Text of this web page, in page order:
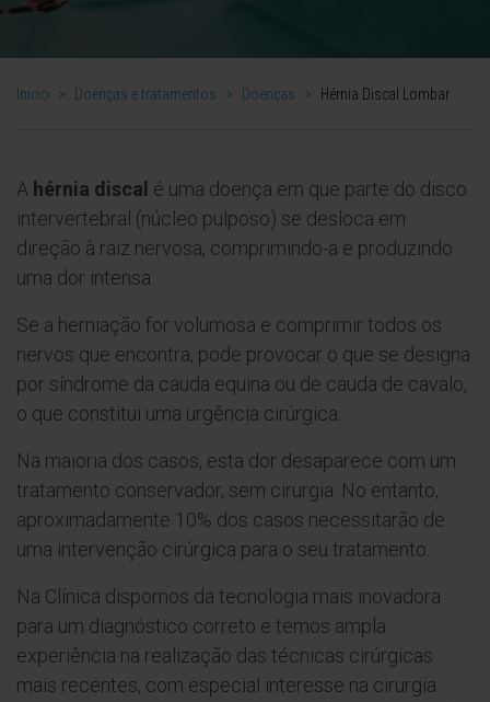
Inicio > Doenças e tratamentos > Doenças > Hérnia Discal Lombar
A hérnia discal é uma doença em que parte do disco
intervertebral (núcleo pulposo) se desloca em
direção à raiz nervosa, comprimindo-a e produzindo
uma dor intensa.
Se a herniação for volumosa e comprimir todos os
nervos que encontra, pode provocar o que se designa
por síndrome da cauda equina ou de cauda de cavalo,
o que constitui uma urgência cirúrgica.
Na maioria dos casos, esta dor desaparece com um
tratamento conservador, sem cirurgia. No entanto,
aproximadamente 10% dos casos necessitarão de
uma intervenção cirúrgica para o seu tratamento.
Na Clínica dispomos da tecnologia mais inovadora
para um diagnóstico correto e temos ampla
experiência na realização das técnicas cirúrgicas
mais recentes, com especial interesse na cirurgia